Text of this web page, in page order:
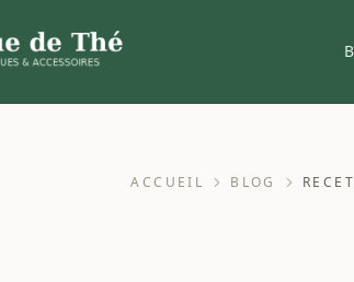
ACCUEIL BLOG